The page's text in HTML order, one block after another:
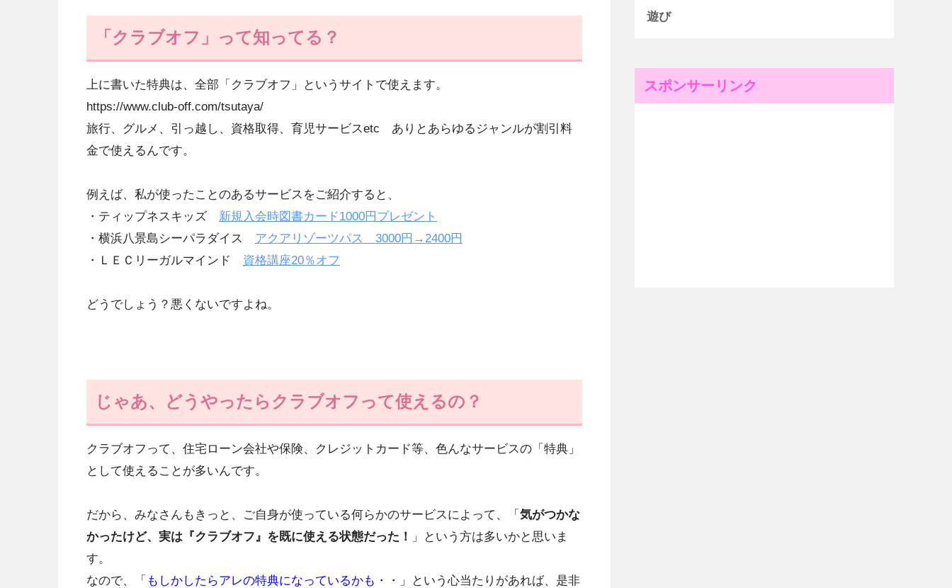
「クラブオフ」って知ってる？
上に書いた特典は、全部「クラブオフ」というサイトで使えます。
https://www.club-off.com/tsutaya/
旅行、グルメ、引っ越し、資格取得、育児サービスetc ありとあらゆるジャンルが割引料
金で使えるんです。
例えば、私が使ったことのあるサービスをご紹介すると、
・ティップネスキッズ 新規入会時図書カード1000円プレゼント
・横浜八景島シーパラダイス アクアリゾーツパス 3000円→2400円
・ＬＥＣリーガルマインド 資格講座20％オフ
どうでしょう？悪くないですよね。
じゃあ、どうやったらクラブオフって使えるの？
クラブオフって、住宅ローン会社や保険、クレジットカード等、色んなサービスの「特典」
として使えることが多いんです。
だから、みなさんもきっと、ご自身が使っている何らかのサービスによって、「 気がつかな
かったけど、実は『クラブオフ』を既に使える状態だった！
」という方は多いかと思いま
す。
なので、「 もしかしたらアレの特典になっているかも・・
」という心当たりがあれば、是非
遊び
スポンサーリンク